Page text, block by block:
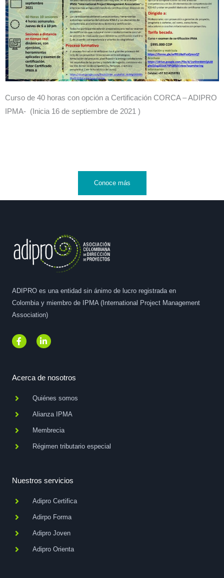
Curso de 40 horas con opción a Certificación CORCA – ADIPRO
IPMA- (Inicia 16 de septiembre de 2021 )
Conoce más
ADIPRO es una entidad sin ánimo de lucro registrada en
Colombia y miembro de IPMA (International Project Management
Association)
F
a
o
-
L
i
d
n
-
n
Acerca de nosotros
Quiénes somos
Alianza IPMA
Membrecia
Régimen tributario especial
Nuestros servicios
Adipro Certifica
Adirpo Forma
Adipro Joven
Adipro Orienta